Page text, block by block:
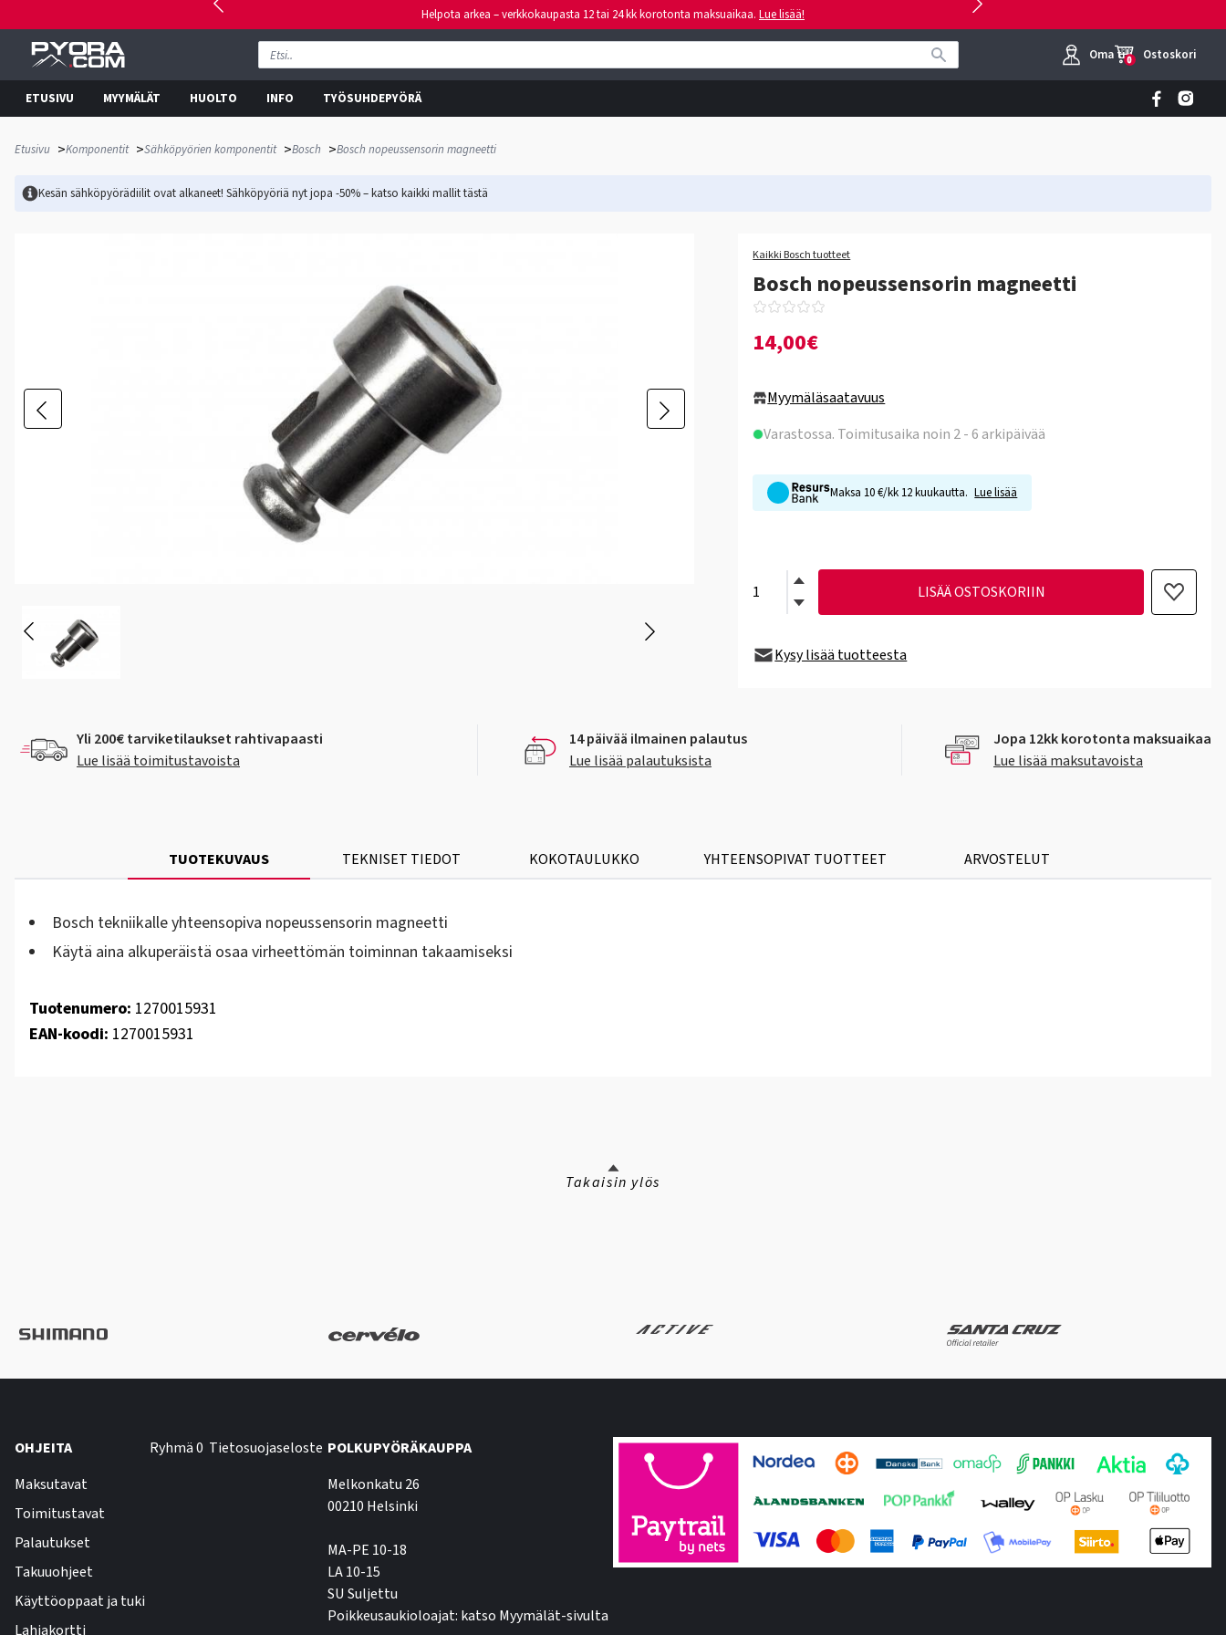
Helpota arkea – verkkokaupasta 12 tai 24 kk korotonta maksuaikaa. Lue lisää!
Oma tili
0 Ostoskori
ETUSIVU MYYMÄLÄT HUOLTO INFO TYÖSUHDEPYÖRÄ
Etusivu >Komponentit >Sähköpyörien komponentit >Bosch >Bosch nopeussensorin magneetti
Kesän sähköpyörädiilit ovat alkaneet! Sähköpyöriä nyt jopa -50% – katso kaikki mallittästä
Kaikki Bosch tuotteet
Bosch nopeussensorin magneetti
14,00€
Myymäläsaatavuus
Varastossa. Toimitusaika noin 2 - 6 arkipäivää
Maksa 10 €/kk 12 kuukautta. Lue lisää
LISÄÄ OSTOSKORIIN
Kysy lisää tuotteesta
Yli 200€ tarviketilaukset rahtivapaasti
Lue lisää toimitustavoista
14 päivää ilmainen palautus
Lue lisää palautuksista
Jopa 12kk korotonta maksuaikaa
Lue lisää maksutavoista
TUOTEKUVAUS TEKNISET TIEDOT KOKOTAULUKKO YHTEENSOPIVAT TUOTTEET ARVOSTELUT
Bosch tekniikalle yhteensopiva nopeussensorin magneetti
Käytä aina alkuperäistä osaa virheettömän toiminnan takaamiseksi
Tuotenumero: 1270015931
EAN-koodi: 1270015931
Takaisin ylös
OHJEITA
Maksutavat
Toimitustavat
Palautukset
Takuuohjeet
Käyttöoppaat ja tuki
Lahjakortti
Ryhmä 0 Tietosuojaseloste POLKUPYÖRÄKAUPPA
Melkonkatu 26
00210 Helsinki
MA-PE 10-18
LA 10-15
SU Suljettu
Poikkeusaukioloajat: katso Myymälät-sivulta